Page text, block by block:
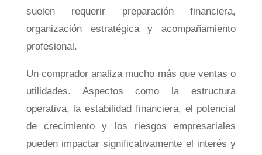
suelen requerir preparación financiera,
organización estratégica y acompañamiento
profesional.
Un comprador analiza mucho más que ventas o
utilidades. Aspectos como la estructura
operativa, la estabilidad financiera, el potencial
de crecimiento y los riesgos empresariales
pueden impactar significativamente el interés y